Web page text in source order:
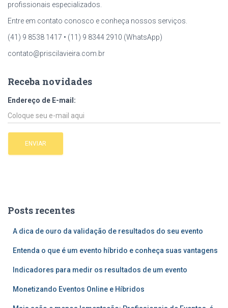
profissionais especializados.
Entre em contato conosco e conheça nossos serviços.
(41) 9 8538 1417 • (11) 9 8344 2910 (WhatsApp)
contato@priscilavieira.com.br
Receba novidades
Endereço de E-mail:
Posts recentes
A dica de ouro da validação de resultados do seu evento
Entenda o que é um evento híbrido e conheça suas vantagens
Indicadores para medir os resultados de um evento
Monetizando Eventos Online e Híbridos